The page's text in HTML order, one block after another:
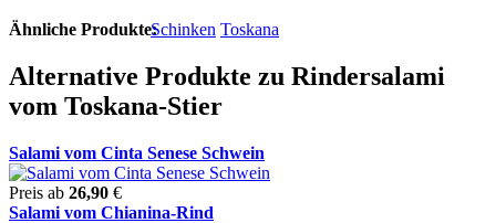
Ähnliche Produkte:Schinken Toskana
Alternative Produkte zu Rindersalami
vom Toskana-Stier
Salami vom Cinta Senese Schwein
Preis ab 26,90 €
Salami vom Chianina-Rind